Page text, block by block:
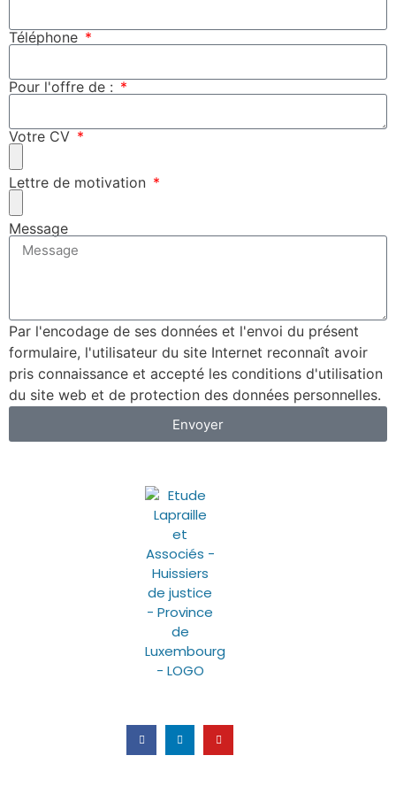
Téléphone
Pour l'offre de :
Votre CV
Lettre de motivation
Message
Par l'encodage de ses données et l'envoi du présent
formulaire, l'utilisateur du site Internet reconnaît avoir
pris connaissance et accepté les conditions d'utilisation
du site web et de protection des données personnelles.
Envoyer